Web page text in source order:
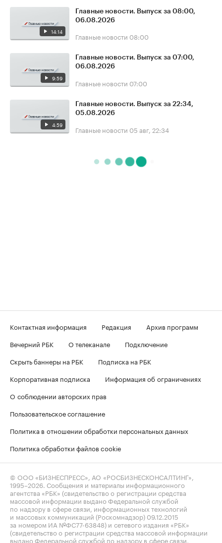
14:14
Главные новости. Выпуск за 08:00,
06.08.2026
Главные новости 08:00
9:59
Главные новости. Выпуск за 07:00,
06.08.2026
Главные новости 07:00
4:59
Главные новости. Выпуск за 22:34,
05.08.2026
Главные новости 05 авг, 22:34
Контактная информация Редакция
Архив программ
Вечерний РБК
О телеканале
Подключение
Скрыть баннеры на РБК
Подписка на РБК
Корпоративная подписка
Информация об ограничениях
О соблюдении авторских прав
Пользовательское соглашение
Политика в отношении обработки персональных данных
Политика обработки файлов cookie
© ООО «БИЗНЕСПРЕСС», АО «РОСБИЗНЕСКОНСАЛТИНГ»,
1995–2026 . Сообщения и материалы информационного
агентства «РБК» (свидетельство о регистрации средства
массовой информации выдано Федеральной службой
по надзору в сфере связи, информационных технологий
и массовых коммуникаций (Роскомнадзор) 09.12.2015
за номером ИА №ФС77-63848) и сетевого издания «РБК»
(свидетельство о регистрации средства массовой информации
выдано Федеральной службой по надзору в сфере связи,